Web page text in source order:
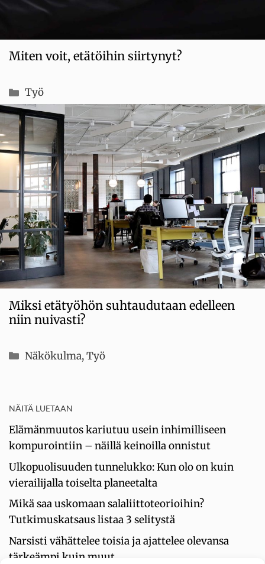
Miten voit, etätöihin siirtynyt?
Kategoriat
Työ
Miksi etätyöhön suhtaudutaan edelleen
niin nuivasti?
Kategoriat
Näkökulma,Työ
NÄITÄ LUETAAN
Elämänmuutos kariutuu usein inhimilliseen
kompurointiin – näillä keinoilla onnistut
Ulkopuolisuuden tunnelukko: Kun olo on kuin
vierailijalla toiselta planeetalta
Mikä saa uskomaan salaliittoteorioihin?
Tutkimuskatsaus listaa 3 selitystä
Narsisti vähättelee toisia ja ajattelee olevansa
tärkeämpi kuin muut